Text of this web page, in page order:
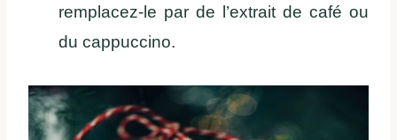
remplacez-le par de l’extrait de café ou
du cappuccino.